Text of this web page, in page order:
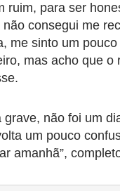
ruim, para ser
consegui me
me sinto um
mas acho que o
grave, não foi um
um pouco
amanhã”,